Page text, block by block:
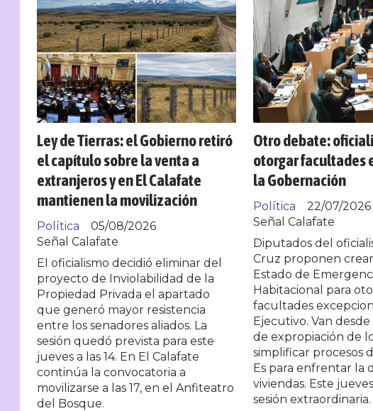
Ley de Tierras: el Gobierno retiró
el capítulo sobre la venta a
extranjeros y en El Calafate
mantienen la movilización
Señal Calafate
Política 05/08/2026
El oficialismo decidió eliminar del
proyecto de Inviolabilidad de la
Propiedad Privada el apartado
que generó mayor resistencia
entre los senadores aliados. La
sesión quedó prevista para este
jueves a las 14. En El Calafate
continúa la convocatoria a
movilizarse a las 17, en el Anfiteatro
del Bosque.
Otro debate:
otorgar facultades
la Gobernación
Señal Calafate
Política 22/07/2026
Diputados del
Cruz proponen
Estado de
Habitacional para
facultades
Ejecutivo. Van desde
de expropiación de
simplificar procesos
Es para enfrentar la
viviendas. Este
sesión extraordinaria.